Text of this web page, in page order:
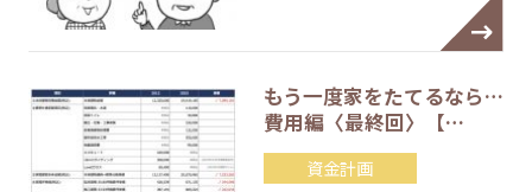
もう一度家をたてるなら…
費用編〈最終回〉【…
資金計画